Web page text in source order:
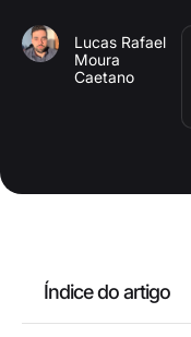
Lucas Rafael
Moura
Caetano
Índice do artigo